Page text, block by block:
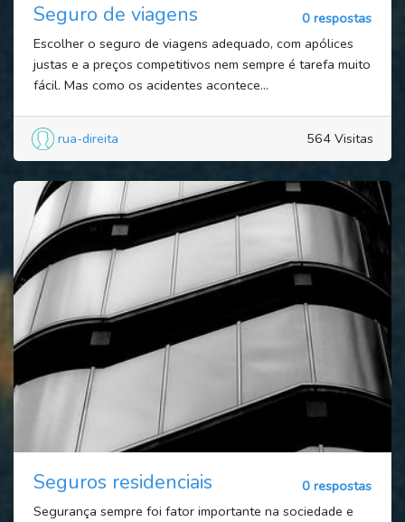
Seguro de viagens
0 respostas
Escolher o seguro de viagens adequado, com apólices
justas e a preços competitivos nem sempre é tarefa muito
fácil. Mas como os acidentes acontece...
rua-direita 564 Visitas
Seguros residenciais
0 respostas
Segurança sempre foi fator importante na sociedade e